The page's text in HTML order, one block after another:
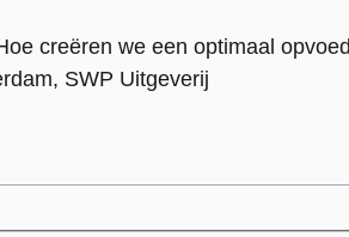
creëren we een optimaal
SWP Uitgeverij